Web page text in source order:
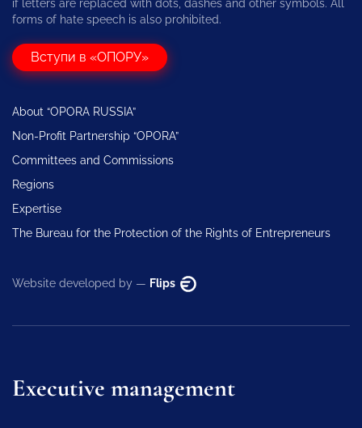
if letters are replaced with dots, dashes and other symbols. All
forms of hate speech is also prohibited.
Вступи в «ОПОРУ»
About “OPORA RUSSIA”
Non-Profit Partnership “OPORA”
Committees and Commissions
Regions
Expertise
The Bureau for the Protection of the Rights of Entrepreneurs
Website developed by — Flips
Executive management